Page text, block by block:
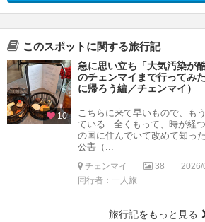
このスポットに関する旅行記
10
急に思い立ち「大気汚染が
のチェンマイまで行ってみ
に帰ろう編／チェンマイ）
こちらに来て早いもので、も
ている...全くもって、時が経
の国に住んでいて改めて知っ
公害（...
チェンマイ 38
2026/
同行者：一人旅
旅行記をもっと見る